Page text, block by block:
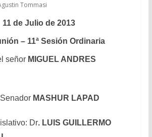
Tommasi
11 de Julio de 2013
– 11ª Sesión Ordinaria
señor MIGUEL ANDRES
MASHUR LAPAD
Dr. LUIS GUILLERMO